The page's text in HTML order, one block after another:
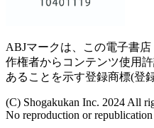
ABJマークは、この電子書
作権者からコンテンツ使用
あることを示す登録商標(登
(C) Shogakukan Inc. 2024 All
No reproduction or